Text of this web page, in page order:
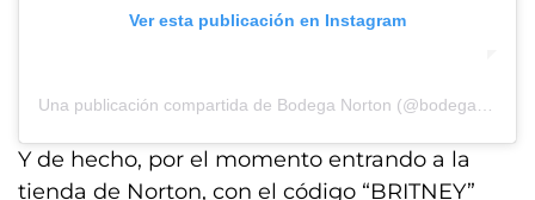
Ver esta publicación en Instagram
Y de hecho, por el momento entrando a la
tienda de Norton, con el código “BRITNEY”